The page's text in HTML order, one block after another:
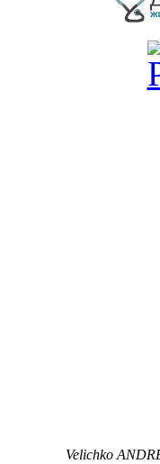
Velichko